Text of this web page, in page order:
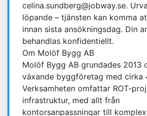
celina.sundberg@jobway.se.
löpande – tjänsten kan komma
innan sista ansökningsdag. Din
behandlas konfidentiellt.
Om Molöf Bygg AB
Molöf Bygg AB grundades 2013
växande byggföretag med cirka
Verksamheten omfattar ROT-
infrastruktur, med allt från
kontorsanpassningar till